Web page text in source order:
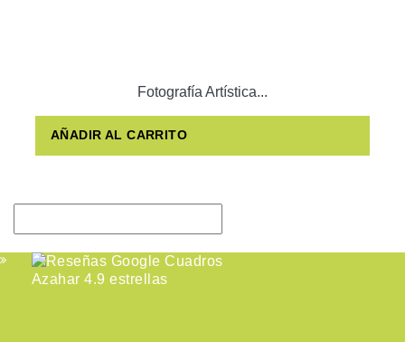
Fotografía Artística...
AÑADIR AL CARRITO